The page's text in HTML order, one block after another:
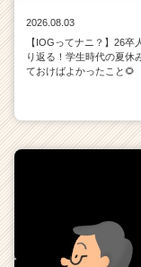
2026.08.03
【IOGってナニ？】26卒
り返る！学生時代の夏休
ておけばよかったこと🌻